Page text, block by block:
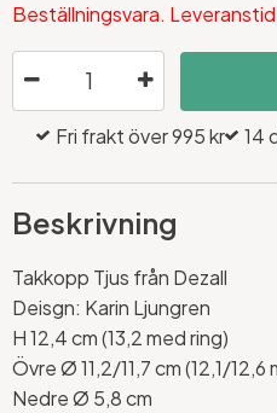
Beställningsvara.
Fri frakt över 995 kr 14
Beskrivning
Takkopp Tjus från Dezall
Deisgn: Karin Ljungren
H 12,4 cm (13,2 med ring)
Övre Ø 11,2/11,7 cm (12,1/12,6
Nedre Ø 5,8 cm